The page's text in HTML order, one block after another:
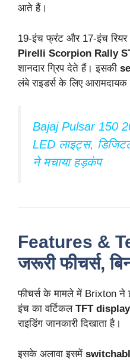
आते हैं।
19-इंच फ्रंट और 17-इंच रियर
Pirelli Scorpion Rally
शानदार ग्रिप देते हैं। इसकी
लंबे राइडर्स के लिए आरामदायक
Bajaj Pulsar 150
LED लाइट्स,
ने मचाया हड़कंप
Features &
जरूरी फीचर्स,
फीचर्स के मामले में Brixton ने
इंच का वर्टिकल TFT display
राइडिंग जानकारी दिखाता है।
इसके अलावा इसमें